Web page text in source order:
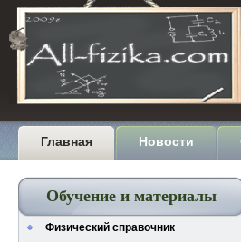
Главная Новости
Обучение и материалы
Физический справочник